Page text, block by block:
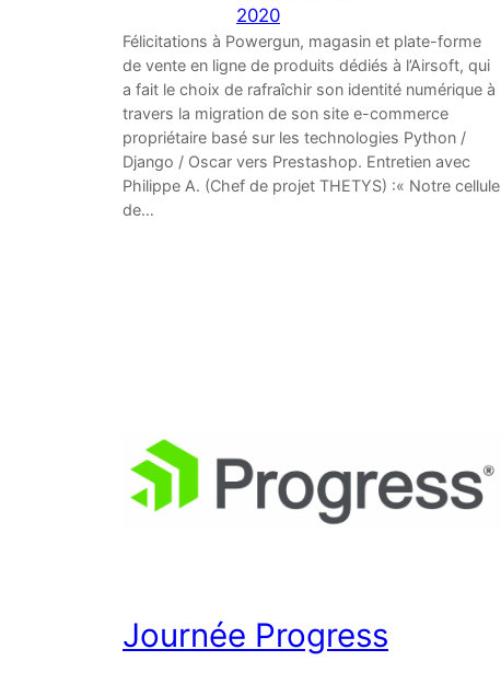
2020
Félicitations à Powergun, magasin et plate-forme
de vente en ligne de produits dédiés à l’Airsoft, qui
a fait le choix de rafraîchir son identité numérique à
travers la migration de son site e-commerce
propriétaire basé sur les technologies Python /
Django / Oscar vers Prestashop. Entretien avec
Philippe A. (Chef de projet THETYS) :« Notre cellule
de…
Journée Progress